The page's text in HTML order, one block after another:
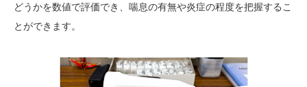
どうかを数値で評価でき、喘息の有無や炎症の程度を把握するこ
とができます。